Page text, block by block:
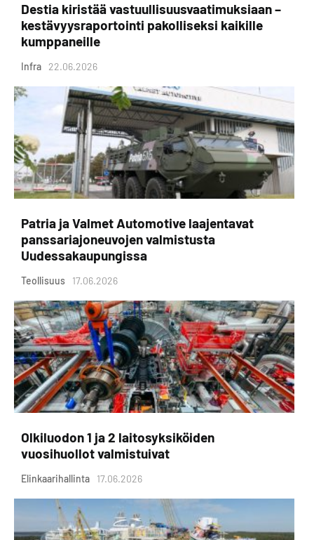
Destia kiristää vastuullisuusvaatimuksiaan –
kestävyysraportointi pakolliseksi kaikille
kumppaneille
Infra 22.06.2026
Patria ja Valmet Automotive laajentavat
panssariajoneuvojen valmistusta
Uudessakaupungissa
Teollisuus 17.06.2026
Olkiluodon 1 ja 2 laitosyksiköiden
vuosihuollot valmistuivat
Elinkaarihallinta 17.06.2026